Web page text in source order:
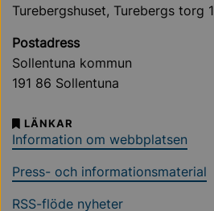
Turebergshuset, Turebergs torg 1
Postadress
Sollentuna kommun
191 86 Sollentuna
LÄNKAR
Information om webbplatsen
Press- och informationsmaterial
RSS-flöde nyheter